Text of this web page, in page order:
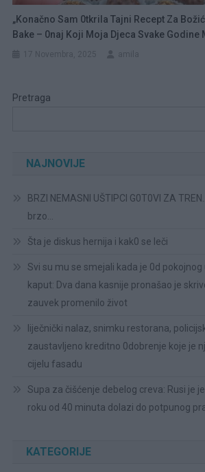
„Konačno Sam 0tkrila Tajni Recept Za
Bake – 0naj Koji Moja Djeca Svake Godine
Pretraga
NAJNOVIJE
BRZI NEMASNI UŠTIPCI G0T0VI ZA
brzo…
Šta je diskus hernija i kak0 se leči
Svi su mu se smejali kada je 0d
kaput: Dva dana kasnije pronašao je
zauvek promenilo život
liječnički nalaz, snimku restorana,
zaustavljeno kreditno 0dobrenje koje je
cijelu fasadu
Supa za čišćenje debelog creva: Rusi je
roku od 40 minuta dolazi do potpunog
KATEGORIJE